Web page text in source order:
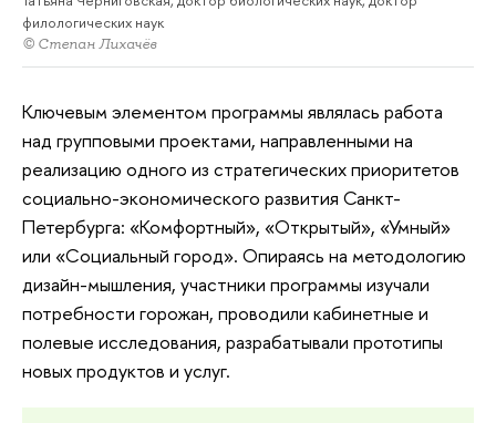
филологических наук
© Степан Лихачёв
Ключевым элементом программы являлась работа
над групповыми проектами, направленными на
реализацию одного из стратегических приоритетов
социально-экономического развития Санкт-
Петербурга: «Комфортный», «Открытый», «Умный»
или «Социальный город». Опираясь на методологию
дизайн-мышления, участники программы изучали
потребности горожан, проводили кабинетные и
полевые исследования, разрабатывали прототипы
новых продуктов и услуг.